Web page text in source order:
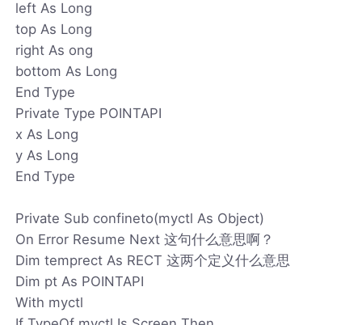
left As Long
top As Long
right As ong
bottom As Long
End Type
Private Type POINTAPI
x As Long
y As Long
End Type
Private Sub confineto(myctl As Object)
On Error Resume Next 这句什么意思啊？
Dim temprect As RECT 这两个定义什么意思
Dim pt As POINTAPI
With myctl